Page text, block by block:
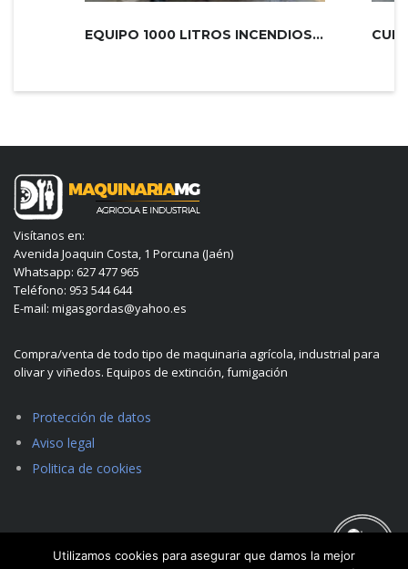
EQUIPO 1000 LITROS INCENDIOS PLUS 2...
Visítanos en:
Avenida Joaquin Costa, 1 Porcuna (Jaén)
Whatsapp: 627 477 965
Teléfono: 953 544 644
E-mail: migasgordas@yahoo.es
Compra/venta de todo tipo de maquinaria agrícola, industrial para
olivar y viñedos. Equipos de extinción, fumigación
Protección de datos
Aviso legal
Politica de cookies
Utilizamos cookies para asegurar que damos la mejor